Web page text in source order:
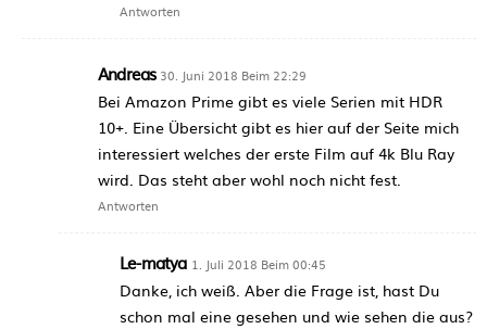
Antworten
Andreas 30. Juni 2018 Beim 22:29
Bei Amazon Prime gibt es viele Serien mit HDR
10+. Eine Übersicht gibt es hier auf der Seite mich
interessiert welches der erste Film auf 4k Blu Ray
wird. Das steht aber wohl noch nicht fest.
Antworten
Le-matya 1. Juli 2018 Beim 00:45
Danke, ich weiß. Aber die Frage ist, hast Du
schon mal eine gesehen und wie sehen die aus?